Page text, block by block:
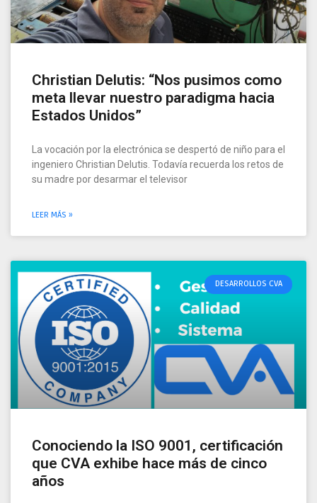
Christian Delutis: “Nos pusimos como
meta llevar nuestro paradigma hacia
Estados Unidos”
La vocación por la electrónica se despertó de niño para el
ingeniero Christian Delutis. Todavía recuerda los retos de
su madre por desarmar el televisor
LEER MÁS »
DESARROLLOS CVA
Conociendo la ISO 9001, certificación
que CVA exhibe hace más de cinco
años